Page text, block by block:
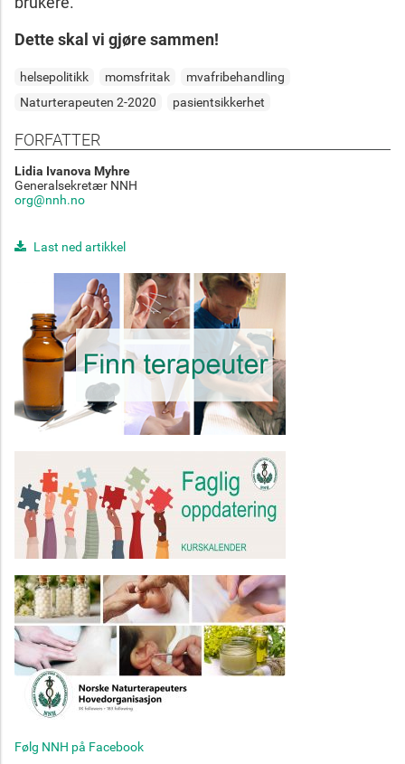
Dette skal vi gjøre sammen!
helsepolitikk momsfritak
mvafribehandling
Naturterapeuten 2-2020
pasientsikkerhet
FORFATTER
Lidia Ivanova Myhre
Generalsekretær NNH
org@nnh.no
Last ned artikkel
Følg NNH på Facebook